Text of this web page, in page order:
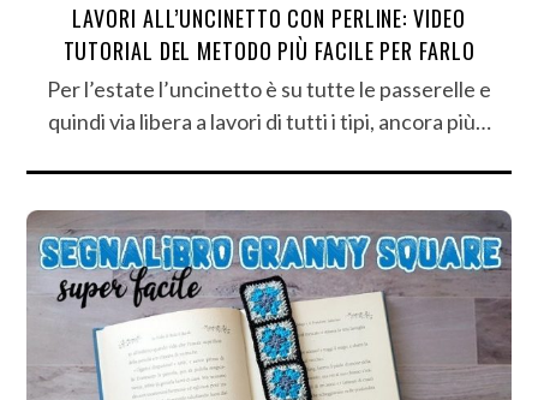
LAVORI ALL’UNCINETTO CON PERLINE: VIDEO
TUTORIAL DEL METODO PIÙ FACILE PER FARLO
Per l’estate l’uncinetto è su tutte le passerelle e
quindi via libera a lavori di tutti i tipi, ancora più…